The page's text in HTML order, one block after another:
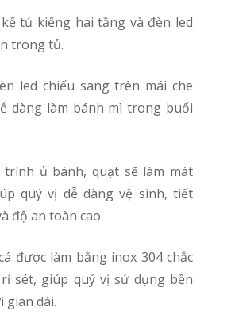
trong tủ.
dàng làm bánh mì trong buổi
quý vị dễ dàng vệ sinh, tiết
độ an toàn cao.
sét, giúp quý vị sử dụng bền
gian dài.